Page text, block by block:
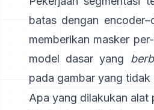
batas dengan
memberikan masker
model dasar yang
pada gambar yang tidak
Apa yang dilakukan alat